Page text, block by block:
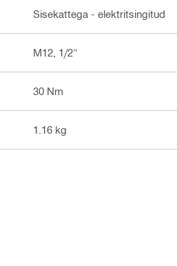
Sisekattega - elektritsingitud
M12, 1/2"
30 Nm
1.16 kg